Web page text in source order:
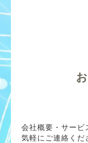
会社概要・サービ
気軽にご連絡くだ